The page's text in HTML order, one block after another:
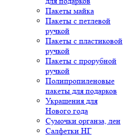
Пакеты майка
Пакеты с петлевой
ручкой
Пакеты с пластиковой
ручкой
Пакеты с прорубной
ручкой
Полипропиленовые
пакеты для подарков
Украшения для
Нового года
Сумочки органза, лен
Салфетки НГ